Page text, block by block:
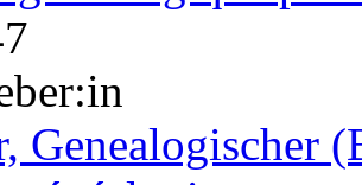
Genealogischer